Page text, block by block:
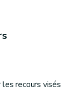
recours visés